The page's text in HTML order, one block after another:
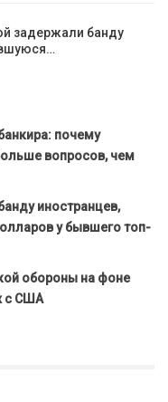
задержали банду
почему
вопросов, чем
иностранцев,
у бывшего топ-
обороны на фоне
с США